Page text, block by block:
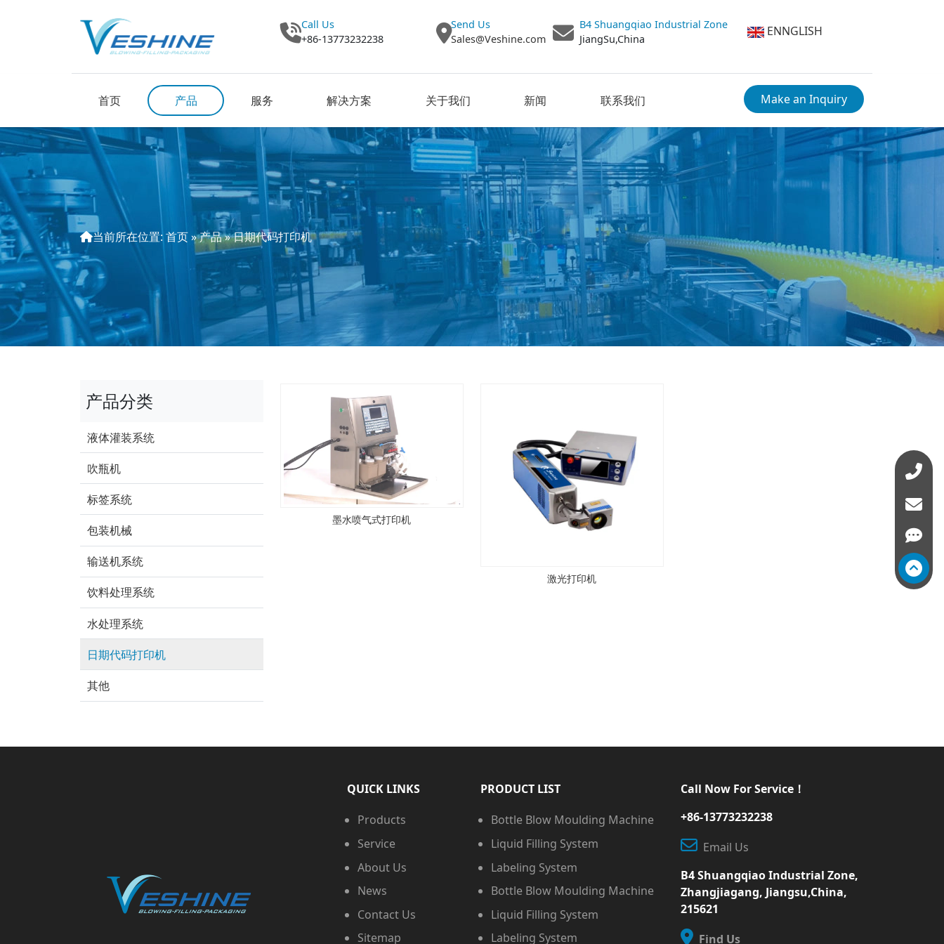
Call Us
+86-13773232238
Send Us
Sales@Veshine.com
B4 Shuangqiao Industrial Zone
JiangSu,China
ENNGLISH
首页 产品 服务 解决方案 关于我们 新闻 联系我们 Make an Inquiry
当前所在位置: 首页»产品»日期代码打印机
产品分类
液体灌装系统
吹瓶机
标签系统
包装机械
输送机系统
饮料处理系统
水处理系统
日期代码打印机
其他
墨水喷气式打印机
激光打印机
QUICK LINKS
Products
Service
About Us
News
Contact Us
Sitemap
PRODUCT LIST
Bottle Blow Moulding Machine
Liquid Filling System
Labeling System
Bottle Blow Moulding Machine
Liquid Filling System
Labeling System
Call Now For Service！
+86-13773232238
Email Us
B4 Shuangqiao Industrial Zone,
Zhangjiagang, Jiangsu,China,
215621
Find Us